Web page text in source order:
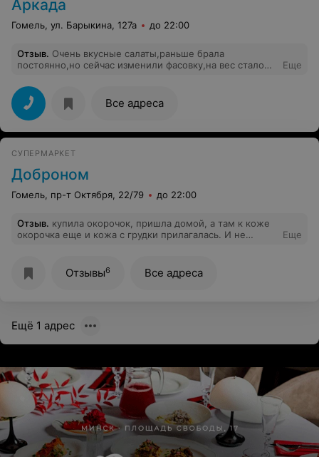
Аркада
Гомель, ул. Барыкина, 127а до 22:00
Отзыв. Очень вкусные салаты,раньше брала
постоянно,но сейчас изменили фасовку,на вес стало
верните квадратные баночки тоже!!!пусть будет две
упаковки-где то больше и где то меньше!!
Еще
Все адреса
СУПЕРМАРКЕТ
Доброном
Гомель, пр-т Октября, 22/79 до 22:00
Отзыв. купила окорочок, пришла домой, а там к коже
окорочка еще и кожа с грудки прилагалась. И не
Еще
Отзывы6 Все адреса
Ещё 1 адрес